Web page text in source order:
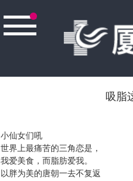
吸脂
小仙女们吼
世界上最痛苦的三角恋是，
我爱美食，而脂肪爱我。
以胖为美的唐朝一去不复返